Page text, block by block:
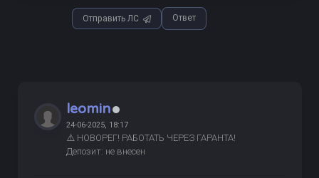
Отправить ЛС Ответ
leomin
24-06-2025, 18:17
⚠️ НОВОРЕГ! РАБОТАТЬ ЧЕРЕЗ ГАРАНТА!
Депозит: не внесен